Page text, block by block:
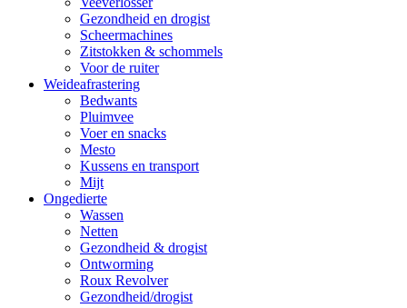
Gezondheid en drogist
Scheermachines
Zitstokken & schommels
Voor de ruiter
Weideafrastering
Bedwants
Pluimvee
Voer en snacks
Mesto
Kussens en transport
Mijt
Ongedierte
Wassen
Netten
Gezondheid & drogist
Ontworming
Roux Revolver
Gezondheid/drogist